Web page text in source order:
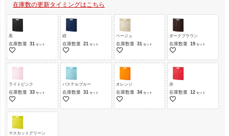
在庫数の更新タイミングはこちら
黒
在庫数量 31
紺
在庫数量 21
ベージュ
在庫数量 31
ダークブラウン
在庫数量 19
ライトピンク
在庫数量 33
パステルブルー
在庫数量 31
オレンジ
在庫数量 34
赤
在庫数量 12
マスカットグリーン